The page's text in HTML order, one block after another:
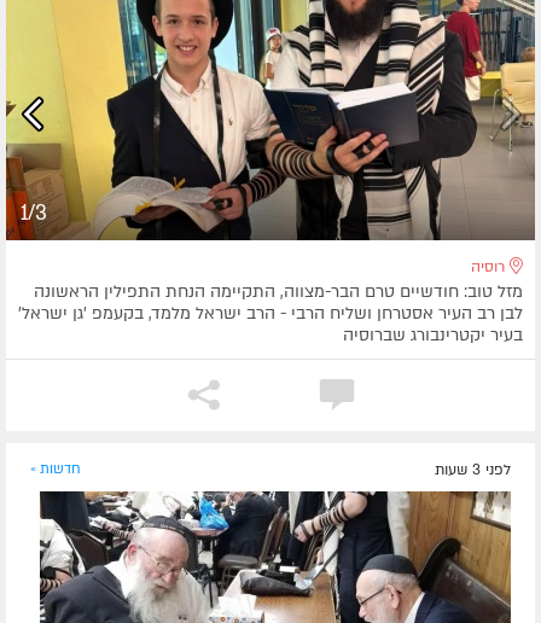
1/3
רוסיה
מזל טוב: חודשיים טרם הבר-מצווה, התקיימה הנחת התפילין הראשונה
לבן רב העיר אסטרחן ושליח הרבי - הרב ישראל מלמד, בקעמפ 'גן ישראל'
בעיר יקטרינבורג שברוסיה
לפני 3 שעות חדשות »